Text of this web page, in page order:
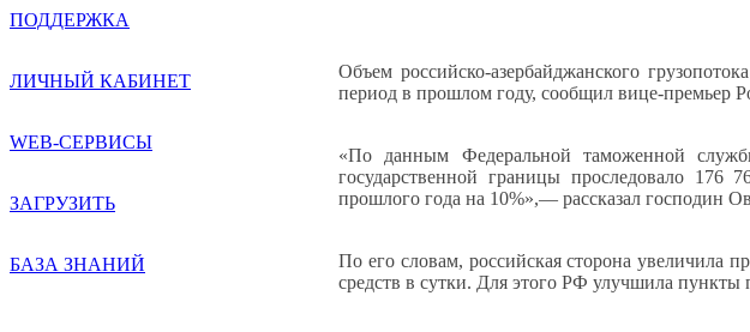
ПОДДЕРЖКА
ЛИЧНЫЙ КАБИНЕТ
WEB-СЕРВИСЫ
ЗАГРУЗИТЬ
БАЗА ЗНАНИЙ
Объем российско-азербайджанского
период в прошлом году, сообщил вице-премьер
«По данным Федеральной таможенной
государственной границы проследовало 176
прошлого года на 10%»,— рассказал господин
По его словам, российская сторона увеличила
средств в сутки. Для этого РФ улучшила